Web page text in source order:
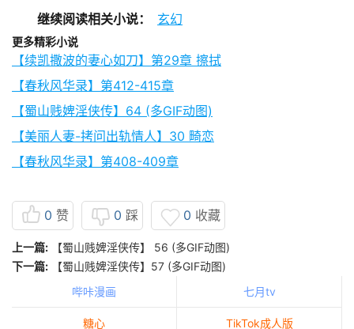
继续阅读相关小说： 玄幻
更多精彩小说
【续凯撒波的妻心如刀】第29章 擦拭
【春秋风华录】第412-415章
【蜀山贱婢淫侠传】64 (多GIF动图)
【美丽人妻-拷问出轨情人】30 畸恋
【春秋风华录】第408-409章
0 赞 0 踩 0 收藏
上一篇: 【蜀山贱婢淫侠传】 56 (多GIF动图)
下一篇: 【蜀山贱婢淫侠传】57 (多GIF动图)
哔咔漫画
七月tv
糖心 TikTok成人版